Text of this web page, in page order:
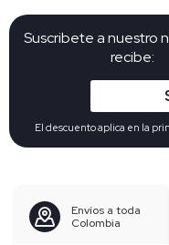
Suscribete a nuestro
recibe:
El descuento aplica en la
Envíos a toda
Colombia